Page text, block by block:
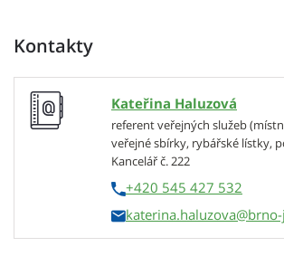
Kontakty
Kateřina Haluzová
referent veřejných služeb
veřejné sbírky, rybářské lístky,
Kancelář č. 222
+420 545 427 532
katerina.haluzova